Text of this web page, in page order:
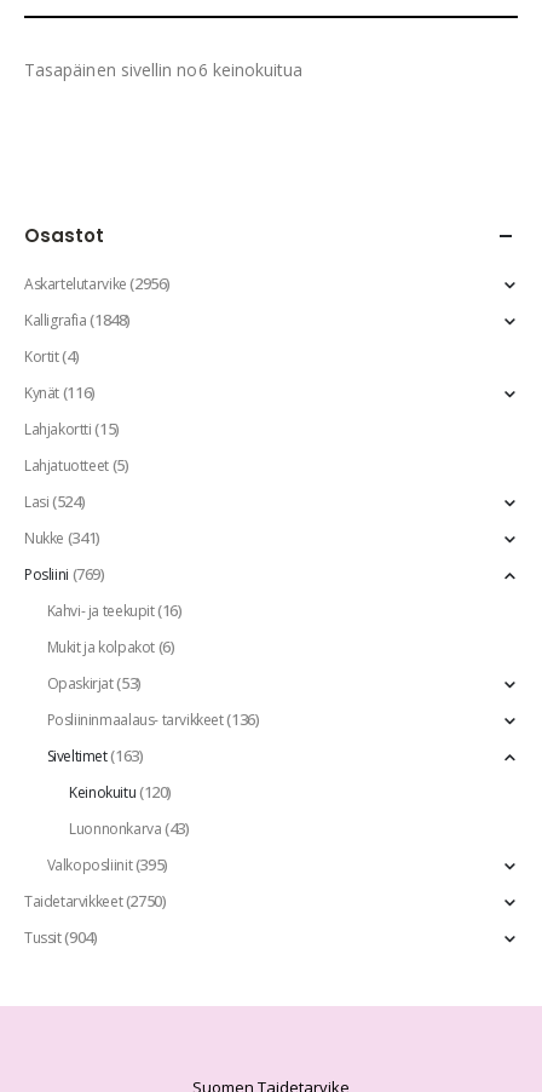
Tasapäinen sivellin no6 keinokuitua
Osastot
Askartelutarvike(2956)
Kalligrafia(1848)
Kortit(4)
Kynät(116)
Lahjakortti(15)
Lahjatuotteet(5)
Lasi(524)
Nukke (341)
Posliini (769)
Kahvi- ja teekupit(16)
Mukit ja kolpakot(6)
Opaskirjat(53)
Posliininmaalaus- tarvikkeet(136)
Siveltimet(163)
Keinokuitu(120)
Luonnonkarva(43)
Valkoposliinit(395)
Taidetarvikkeet(2750)
Tussit(904)
Suomen Taidetarvike